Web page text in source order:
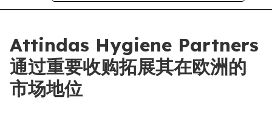
Attindas Hygiene Partners
通过重要收购拓展其在欧洲的
市场地位